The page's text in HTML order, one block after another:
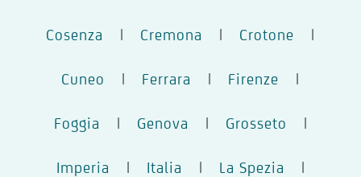
Cosenza | Cremona | Crotone |
Cuneo | Ferrara | Firenze |
Foggia | Genova | Grosseto |
Imperia | Italia | La Spezia |